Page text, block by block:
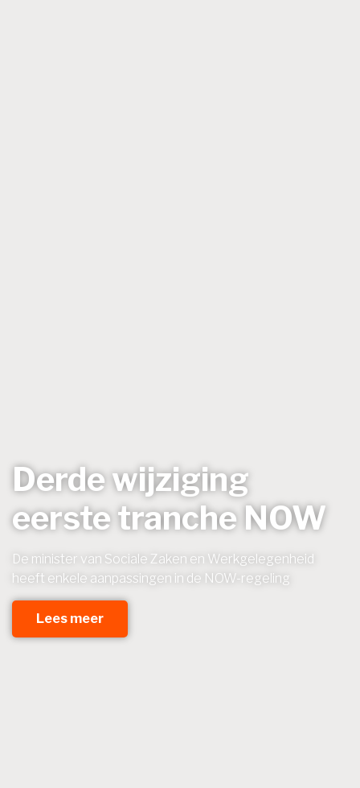
Derde wijziging
eerste tranche NOW
De minister van Sociale Zaken en Werkgelegenheid
heeft enkele aanpassingen in de NOW-regeling
Lees meer